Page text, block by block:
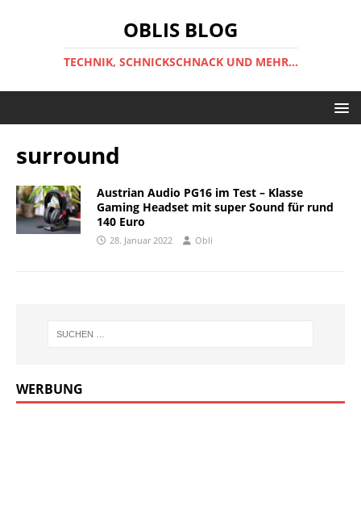
OBLIS BLOG
TECHNIK, SCHNICKSCHNACK UND MEHR...
surround
Austrian Audio PG16 im Test – Klasse
Gaming Headset mit super Sound für rund
140 Euro
28. Januar 2022 Obli
WERBUNG